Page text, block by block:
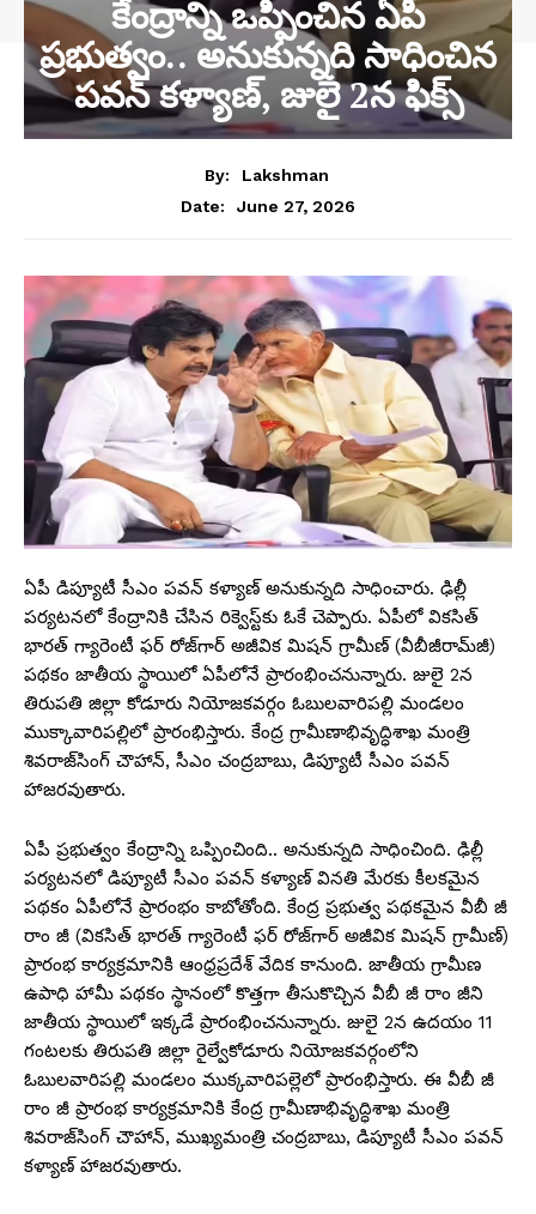
కేంద్రాన్ని ఒప్పించిన ఏపీ
ప్రభుత్వం.. అనుకున్నది సాధించిన
పవన్ కళ్యాణ్, జులై 2న ఫిక్స్
By:
Lakshman
Date:
June 27, 2026
ఏపీ డిప్యూటీ సీఎం పవన్ కళ్యాణ్ అనుకున్నది సాధించారు. ఢిల్లీ
పర్యటనలో కేంద్రానికి చేసిన రిక్వెస్ట్‌కు ఓకే చెప్పారు. ఏపీలో వికసిత్‌
భారత్‌ గ్యారెంటీ ఫర్‌ రోజ్‌గార్‌ అజీవిక మిషన్‌ గ్రామీణ్‌ (వీబీజీరామ్‌జీ)
పథకం జాతీయ స్థాయిలో ఏపీలోనే ప్రారంభించనున్నారు. జులై 2న
తిరుపతి జిల్లా కోడూరు నియోజకవర్గం ఓబులవారిపల్లి మండలం
ముక్కావారిపల్లిలో ప్రారంభిస్తారు. కేంద్ర గ్రామీణాభివృద్ధిశాఖ మంత్రి
శివరాజ్‌సింగ్‌ చౌహాన్‌, సీఎం చంద్రబాబు, డిప్యూటీ సీఎం పవన్
హాజరవుతారు.
ఏపీ ప్రభుత్వం కేంద్రాన్ని ఒప్పించింది.. అనుకున్నది సాధించింది. ఢిల్లీ
పర్యటనలో డిప్యూటీ సీఎం పవన్ కళ్యాణ్ వినతి మేరకు కీలకమైన
పథకం ఏపీలోనే ప్రారంభం కాబోతోంది. కేంద్ర ప్రభుత్వ పథకమైన వీబీ జీ
రాం జీ (వికసిత్‌ భారత్‌ గ్యారెంటీ ఫర్‌ రోజ్‌గార్‌ అజీవిక మిషన్‌ గ్రామీణ్‌)
ప్రారంభ కార్యక్రమానికి ఆంధ్రప్రదేశ్ వేదిక కానుంది. జాతీయ గ్రామీణ
ఉపాధి హామీ పథకం స్థానంలో కొత్తగా తీసుకొచ్చిన వీబీ జీ రాం జీని
జాతీయ స్థాయిలో ఇక్కడే ప్రారంభించనున్నారు. జులై 2న ఉదయం 11
గంటలకు తిరుపతి జిల్లా రైల్వేకోడూరు నియోజకవర్గంలోని
ఓబులవారిపల్లి మండలం ముక్కవారిపల్లెలో ప్రారంభిస్తారు. ఈ వీబీ జీ
రాం జీ ప్రారంభ కార్యక్రమానికి కేంద్ర గ్రామీణాభివృద్ధిశాఖ మంత్రి
శివరాజ్‌సింగ్‌ చౌహాన్, ముఖ్యమంత్రి చంద్రబాబు, డిప్యూటీ సీఎం పవన్
కళ్యాణ్ హాజరవుతారు.